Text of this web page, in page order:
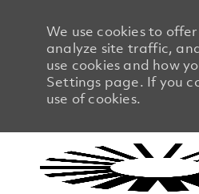
We use cookies to
analyze site traffic,
use cookies and how
Settings page. If you
use of cookies.